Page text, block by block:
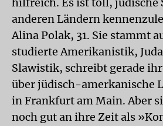
anderen Ländern
Alina Polak, 31. Sie stammt
studierte Amerikanistik,
Slawistik, schreibt gerade
über jüdisch-amerkanische
in Frankfurt am Main. Aber
noch gut an ihre Zeit als